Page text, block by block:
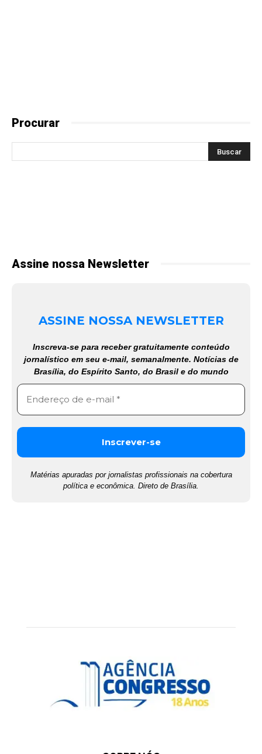
Procurar
Assine nossa Newsletter
ASSINE NOSSA NEWSLETTER
Inscreva-se para receber gratuitamente conteúdo
jornalístico em seu e-mail, semanalmente. Notícias de
Brasília, do Espírito Santo, do Brasil e do mundo
Matérias apuradas por jornalistas profissionais na cobertura
política e econômica. Direto de Brasília.